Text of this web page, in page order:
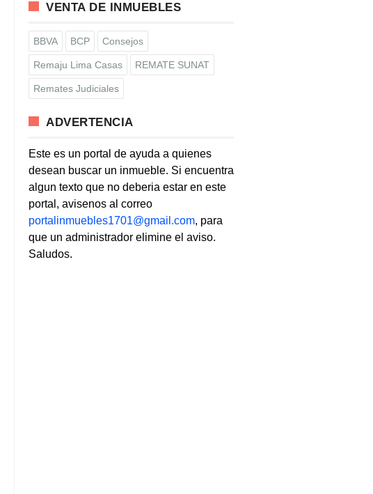
VENTA DE INMUEBLES
BBVA BCP Consejos
Remaju Lima Casas REMATE SUNAT
Remates Judiciales
ADVERTENCIA
Este es un portal de ayuda a quienes
desean buscar un inmueble. Si encuentra
algun texto que no deberia estar en este
portal, avisenos al correo
portalinmuebles1701@gmail.com, para
que un administrador elimine el aviso.
Saludos.